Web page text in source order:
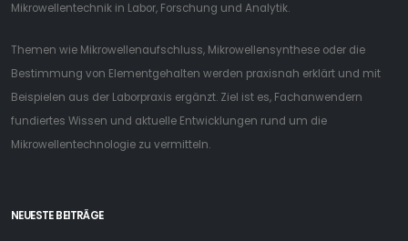
Mikrowellentechnik in Labor, Forschung und Analytik.
Themen wie Mikrowellenaufschluss, Mikrowellensynthese oder die
Bestimmung von Elementgehalten werden praxisnah erklärt und mit
Beispielen aus der Laborpraxis ergänzt. Ziel ist es, Fachanwendern
fundiertes Wissen und aktuelle Entwicklungen rund um die
Mikrowellentechnologie zu vermitteln.
NEUESTE BEITRÄGE